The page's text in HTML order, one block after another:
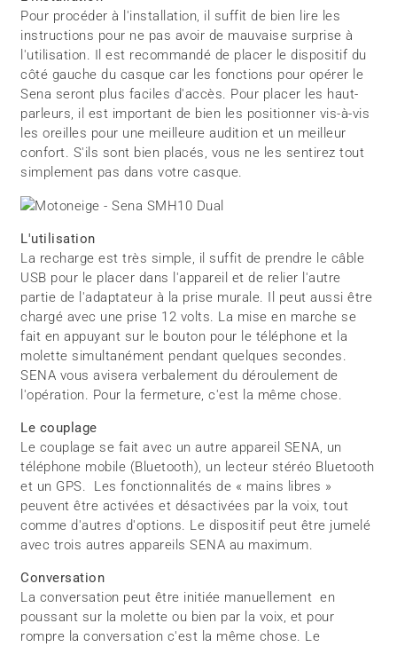
Pour procéder à l'installation, il suffit de bien lire les
instructions pour ne pas avoir de mauvaise surprise à
l'utilisation. Il est recommandé de placer le dispositif du
côté gauche du casque car les fonctions pour opérer le
Sena seront plus faciles d'accès. Pour placer les haut-
parleurs, il est important de bien les positionner vis-à-vis
les oreilles pour une meilleure audition et un meilleur
confort. S'ils sont bien placés, vous ne les sentirez tout
simplement pas dans votre casque.
L'utilisation
La recharge est très simple, il suffit de prendre le câble
USB pour le placer dans l'appareil et de relier l'autre
partie de l'adaptateur à la prise murale. Il peut aussi être
chargé avec une prise 12 volts. La mise en marche se
fait en appuyant sur le bouton pour le téléphone et la
molette simultanément pendant quelques secondes.
SENA vous avisera verbalement du déroulement de
l'opération. Pour la fermeture, c'est la même chose.
Le couplage
Le couplage se fait avec un autre appareil SENA, un
téléphone mobile (Bluetooth), un lecteur stéréo Bluetooth
et un GPS. Les fonctionnalités de « mains libres »
peuvent être activées et désactivées par la voix, tout
comme d'autres d'options. Le dispositif peut être jumelé
avec trois autres appareils SENA au maximum.
Conversation
La conversation peut être initiée manuellement en
poussant sur la molette ou bien par la voix, et pour
rompre la conversation c'est la même chose. Le